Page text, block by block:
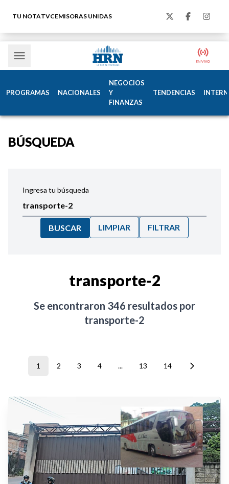
TU NOTATVCEMISORAS UNIDAS
PROGRAMAS NACIONALES
NEGOCIOS
Y
FINANZAS
TENDENCIAS
BÚSQUEDA
Ingresa tu búsqueda
BUSCAR LIMPIAR FILTRAR
transporte-2
Se encontraron 346 resultados por
transporte-2
1 2 3 4 ... 13 14